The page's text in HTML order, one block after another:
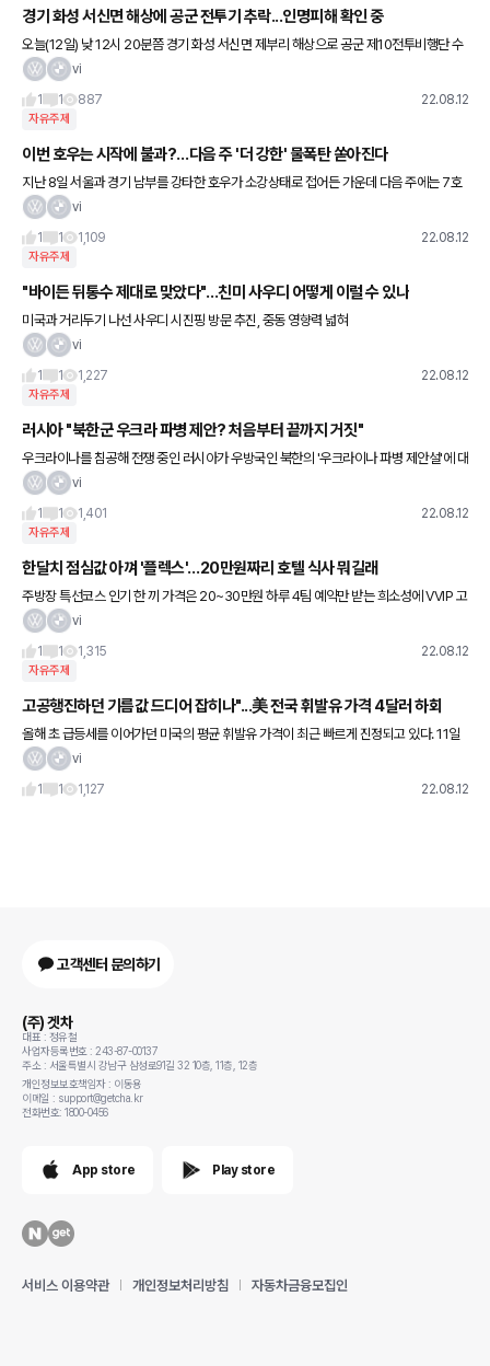
경기 화성 서신면 해상에 공군 전투기 추락...인명피해 확인 중
오늘(12일) 낮 12시 20분쯤 경기 화성 서신면 제부리 해상으로 공군 제10전투비행단 수
원기지 소속 F-4 전투기가 추락했습니다. 전투기에는 조종사 두 명이 타고 있던 것으로
vi
1
1 887 22.08.12
자유주제
이번 호우는 시작에 불과?…다음 주 '더 강한' 물폭탄 쏟아진다
지난 8일 서울과 경기 남부를 강타한 호우가 소강상태로 접어든 가운데 다음 주에는 7호
태풍 '무란'이 남긴 수증기 영향으로 더 센 비가 내릴 것으로 보인다. 12일 기상청에 따르
vi
1
1 1,109 22.08.12
자유주제
"바이든 뒤통수 제대로 맞았다"…친미 사우디 어떻게 이럴 수 있나
미국과 거리두기 나선 사우디 시진핑 방문 추진, 중동 영향력 넓혀
vi
1
1 1,227 22.08.12
자유주제
러시아 "북한군 우크라 파병 제안? 처음부터 끝까지 거짓"
우크라이나를 침공해 전쟁 중인 러시아가 우방국인 북한의 '우크라이나 파병 제안설'에 대
해 11일(현지시각) 강하게 부인했다. 러시아의 스푸트니크 통신에 따르면 이날 이반 네차
vi
1
1 1,401 22.08.12
자유주제
한달치 점심값 아껴 '플렉스'…20만원짜리 호텔 식사 뭐길래
주방장 특선코스 인기 한 끼 가격은 20~30만원 하루 4팀 예약만 받는 희소성에 VVIP 고
객층 강화vi
1
1 1,315 22.08.12
자유주제
고공행진하던 기름값 드디어 잡히나"...美 전국 휘발유 가격 4달러 하회
올해 초 급등세를 이어가던 미국의 평균 휘발유 가격이 최근 빠르게 진정되고 있다. 11일
(현지시간) CNBC는 "미국 전국의 평균 휘발유 가격이 갤런당 4달러 아래로 떨어졌다"면
vi
1
1 1,127 22.08.12
고객센터 문의하기
(주) 겟차
대표 : 정유철
사업자등록번호 : 243-87-00137
주소 : 서울특별시 강남구 삼성로91길 32 10층, 11층, 12층
개인정보보호책임자 : 이동용
이메일 : support@getcha.kr
전화번호: 1800-0456
App store Play store
서비스 이용약관 개인정보처리방침 자동차금융모집인